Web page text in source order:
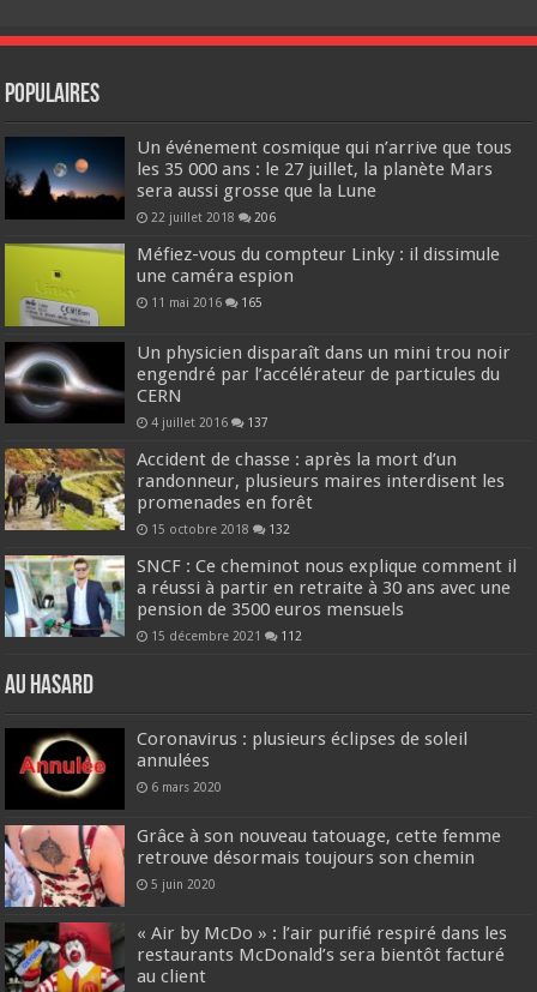
Populaires
Un événement cosmique qui n’arrive que tous
les 35 000 ans : le 27 juillet, la planète Mars
sera aussi grosse que la Lune
22 juillet 2018 206
Méfiez-vous du compteur Linky : il dissimule
une caméra espion
11 mai 2016 165
Un physicien disparaît dans un mini trou noir
engendré par l’accélérateur de particules du
CERN
4 juillet 2016 137
Accident de chasse : après la mort d’un
randonneur, plusieurs maires interdisent les
promenades en forêt
15 octobre 2018 132
SNCF : Ce cheminot nous explique comment il
a réussi à partir en retraite à 30 ans avec une
pension de 3500 euros mensuels
15 décembre 2021 112
Au hasard
Coronavirus : plusieurs éclipses de soleil
annulées
6 mars 2020
Grâce à son nouveau tatouage, cette femme
retrouve désormais toujours son chemin
5 juin 2020
« Air by McDo » : l’air purifié respiré dans les
restaurants McDonald’s sera bientôt facturé
au client